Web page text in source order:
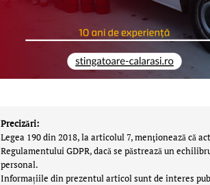
Precizări:
Legea 190 din 2018, la articolul 7, menţionează că
Regulamentului GDPR, dacă se păstrează un
personal.
Informațiile din prezentul articol sunt de interes